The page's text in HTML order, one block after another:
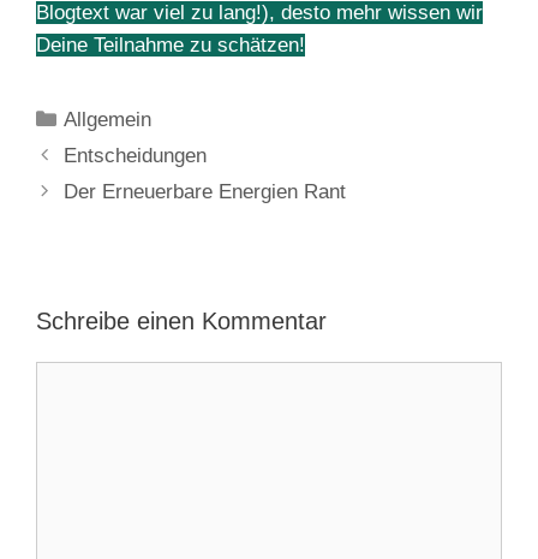
Blogtext war viel zu lang!), desto mehr wissen wir
Deine Teilnahme zu schätzen!
Kategorien
Allgemein
Beitrags-
Navigation
Entscheidungen
Der Erneuerbare Energien Rant
Schreibe einen Kommentar